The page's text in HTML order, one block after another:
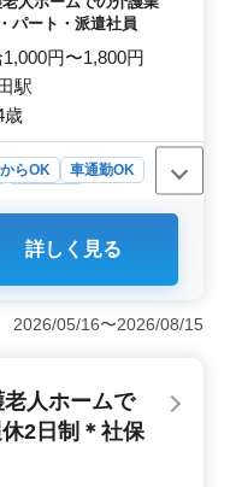
録作成 ・申し送り ◯備
交通費実費支給 ＊日勤
中！ ご応募お待ちして
パート・派遣社員
円〜1,800円
駅
歳
らOK
車通勤OK
スタッフ
シフト制で週3日以上
他のスケジュールと
ことができます。ま
、車通勤が可能で
遠方から通勤する
の実費支給もあ
家用車での通勤が
詳しく見る
2026/05/16〜2026/08/15
人ホームで
2日制＊社保